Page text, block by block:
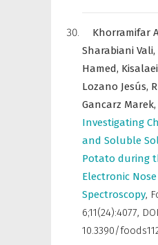
Khorramifar
Sharabiani Vali,
Hamed,
Lozano Jesús,
Gancarz Marek,
Investigating
and Soluble
Potato during
Electronic
Spectroscopy,
6;11(24):4077,
10.3390/